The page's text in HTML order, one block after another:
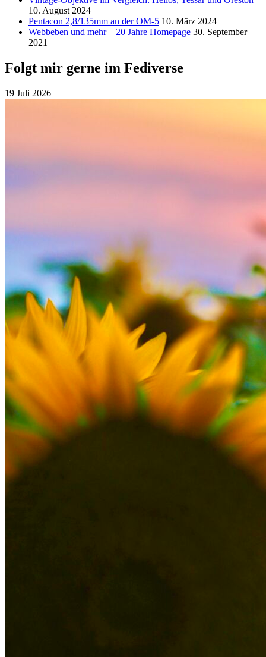
10. August 2024
Pentacon 2,8/135mm an der OM-5 10. März 2024
Webbeben und mehr – 20 Jahre Homepage 30. September
2021
Folgt mir gerne im Fediverse
19 Juli 2026